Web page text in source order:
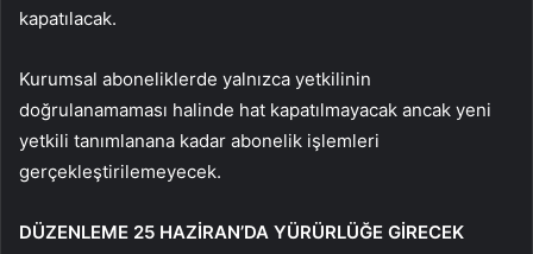
kapatılacak.
Kurumsal aboneliklerde yalnızca yetkilinin
doğrulanamaması halinde hat kapatılmayacak ancak yeni
yetkili tanımlanana kadar abonelik işlemleri
gerçekleştirilemeyecek.
DÜZENLEME 25 HAZİRAN’DA YÜRÜRLÜĞE GİRECEK